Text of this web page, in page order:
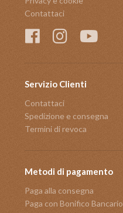
Contattaci
Servizio Clienti
Contattaci
Spedizione e consegna
Termini di revoca
Metodi di pagamento
Paga alla consegna
Paga con Bonifico Bancario